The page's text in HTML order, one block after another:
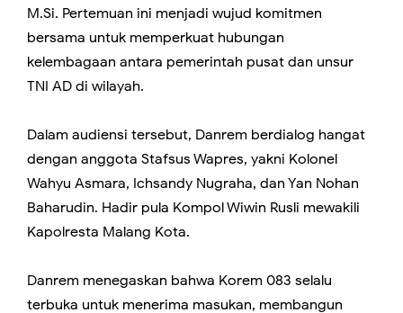
M.Si. Pertemuan ini menjadi wujud komitmen
bersama untuk memperkuat hubungan
kelembagaan antara pemerintah pusat dan unsur
TNI AD di wilayah.
Dalam audiensi tersebut, Danrem berdialog hangat
dengan anggota Stafsus Wapres, yakni Kolonel
Wahyu Asmara, Ichsandy Nugraha, dan Yan Nohan
Baharudin. Hadir pula Kompol Wiwin Rusli mewakili
Kapolresta Malang Kota.
Danrem menegaskan bahwa Korem 083 selalu
terbuka untuk menerima masukan, membangun